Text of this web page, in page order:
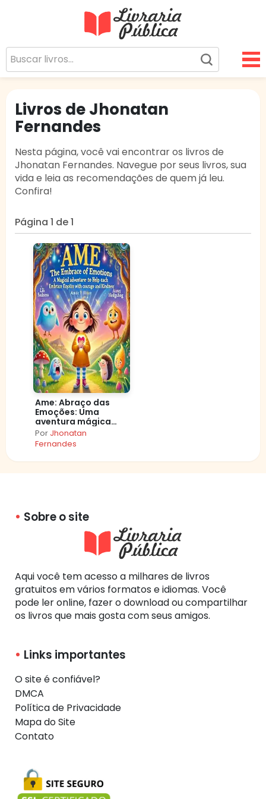
Sua Biblioteca Virtual Gratuita
Livros de Jhonatan
Fernandes
Nesta página, você vai encontrar os livros de
Jhonatan Fernandes. Navegue por seus livros, sua
vida e leia as recomendações de quem já leu.
Confira!
Página 1 de 1
Ame: Abraço das
Emoções: Uma
aventura mágica
para ajudar seu
coração a abraçar
cada emoção com
coragem e carinho!
Por Jhonatan
Fernandes
Sobre o site
Aqui você tem acesso a milhares de livros
gratuitos em vários formatos e idiomas. Você
pode ler online, fazer o download ou compartilhar
os livros que mais gosta com seus amigos.
Links importantes
O site é confiável?
DMCA
Política de Privacidade
Mapa do Site
Contato